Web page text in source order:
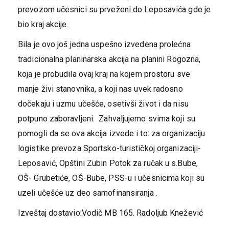
prevozom učesnici su prveženi do Leposavića gde je
bio kraj akcije.
Bila je ovo još jedna uspešno izvedena prolećna
tradicionalna planinarska akcija na planini Rogozna,
koja je probudila ovaj kraj na kojem prostoru sve
manje živi stanovnika, a koji nas uvek radosno
dočekaju i uzmu učešće, osetivši život i da nisu
potpuno zaboravljeni. Zahvaljujemo svima koji su
pomogli da se ova akcija izvede i to: za organizaciju
logistike prevoza Sportsko-turističkoj organizaciji-
Leposavić, Opštini Zubin Potok za ručak u s.Bube,
OŠ- Grubetiće, OŠ-Bube, PSS-u i učesnicima koji su
uzeli učešće uz deo samofinansiranja .
Izveštaj dostavio:Vodič MB 165. Radoljub Knežević